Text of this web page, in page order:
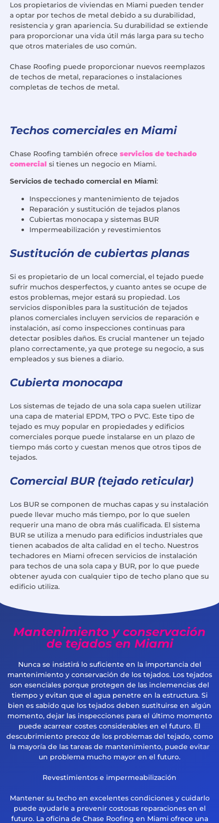
Los propietarios de viviendas en Miami pueden tender
a optar por techos de metal debido a su durabilidad,
resistencia y gran apariencia. Su durabilidad se extiende
para proporcionar una vida útil más larga para su techo
que otros materiales de uso común.
Chase Roofing puede proporcionar nuevos reemplazos
de techos de metal, reparaciones o instalaciones
completas de techos de metal.
Techos comerciales en Miami
Chase Roofing también ofrece servicios de techado
comercial si tienes un negocio en Miami.
Servicios de techado comercial en Miami:
Inspecciones y mantenimiento de tejados
Reparación y sustitución de tejados planos
Cubiertas monocapa y sistemas BUR
Impermeabilización y revestimientos
Sustitución de cubiertas planas
Si es propietario de un local comercial, el tejado puede
sufrir muchos desperfectos, y cuanto antes se ocupe de
estos problemas, mejor estará su propiedad. Los
servicios disponibles para la sustitución de tejados
planos comerciales incluyen servicios de reparación e
instalación, así como inspecciones continuas para
detectar posibles daños. Es crucial mantener un tejado
plano correctamente, ya que protege su negocio, a sus
empleados y sus bienes a diario.
Cubierta monocapa
Los sistemas de tejado de una sola capa suelen utilizar
una capa de material EPDM, TPO o PVC. Este tipo de
tejado es muy popular en propiedades y edificios
comerciales porque puede instalarse en un plazo de
tiempo más corto y cuestan menos que otros tipos de
tejados.
Comercial BUR (tejado reticular)
Los BUR se componen de muchas capas y su instalación
puede llevar mucho más tiempo, por lo que suelen
requerir una mano de obra más cualificada. El sistema
BUR se utiliza a menudo para edificios industriales que
tienen acabados de alta calidad en el techo. Nuestros
techadores en Miami ofrecen servicios de instalación
para techos de una sola capa y BUR, por lo que puede
obtener ayuda con cualquier tipo de techo plano que su
edificio utiliza.
Mantenimiento y conservación
de tejados en Miami
Nunca se insistirá lo suficiente en la importancia del
mantenimiento y conservación de los tejados. Los tejados
son esenciales porque protegen de las inclemencias del
tiempo y evitan que el agua penetre en la estructura. Si
bien es sabido que los tejados deben sustituirse en algún
momento, dejar las inspecciones para el último momento
puede acarrear costes considerables en el futuro. El
descubrimiento precoz de los problemas del tejado, como
la mayoría de las tareas de mantenimiento, puede evitar
un problema mucho mayor en el futuro.
Revestimientos e impermeabilización
Mantener su techo en excelentes condiciones y cuidarlo
puede ayudarle a prevenir costosas reparaciones en el
futuro. La oficina de Chase Roofing en Miami ofrece una